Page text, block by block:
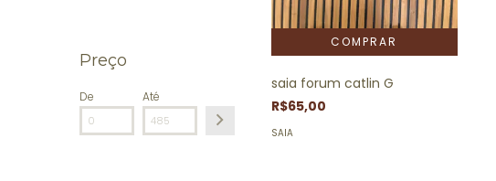
Preço
De Até
saia forum catlin G
R$65,00
SAIA